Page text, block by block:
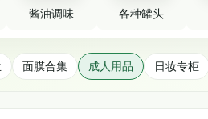
酱油调味 各种罐头
面膜合集 成人用品 日妆专柜